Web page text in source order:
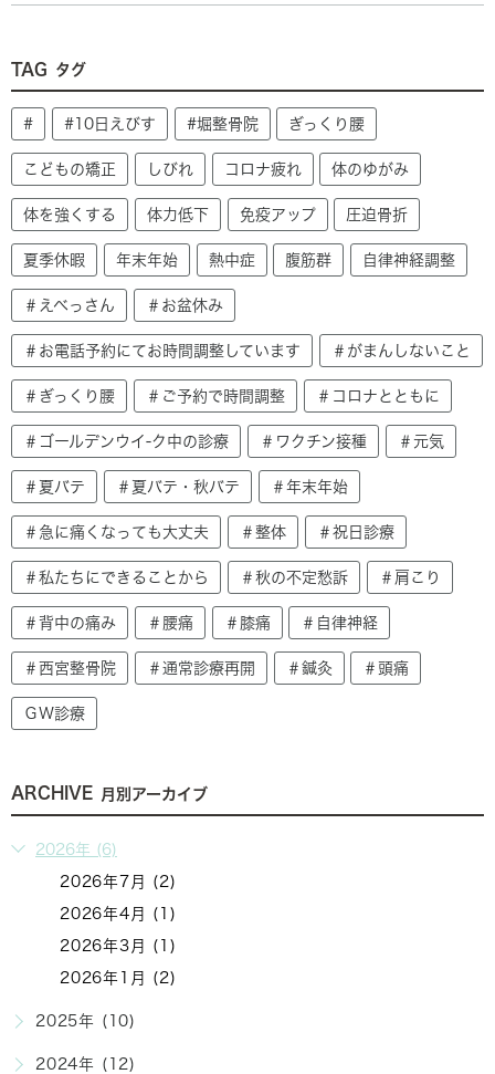
TAG タグ
# #10日えびす #堀整骨院 ぎっくり腰
こどもの矯正 しびれ コロナ疲れ 体のゆがみ
体を強くする 体力低下 免疫アップ 圧迫骨折
夏季休暇 年末年始 熱中症 腹筋群 自律神経調整
＃えべっさん ＃お盆休み
＃お電話予約にてお時間調整しています ＃がまんしないこと
＃ぎっくり腰 ＃ご予約で時間調整 ＃コロナとともに
＃ゴールデンウイ-ク中の診療 ＃ワクチン接種 ＃元気
＃夏バテ ＃夏バテ・秋バテ ＃年末年始
＃急に痛くなっても大丈夫 ＃整体 ＃祝日診療
＃私たちにできることから ＃秋の不定愁訴 ＃肩こり
＃背中の痛み ＃腰痛 ＃膝痛 ＃自律神経
＃西宮整骨院 ＃通常診療再開 ＃鍼灸 ＃頭痛
ＧＷ診療
ARCHIVE 月別アーカイブ
2026年 (6)
2026年7月 (2)
2026年4月 (1)
2026年3月 (1)
2026年1月 (2)
2025年 (10)
2024年 (12)